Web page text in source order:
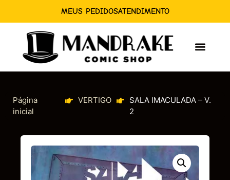
MEUS PEDIDOSATENDIMENTO
Página
inicial
VERTIGO
SALA IMACULADA – V.
2